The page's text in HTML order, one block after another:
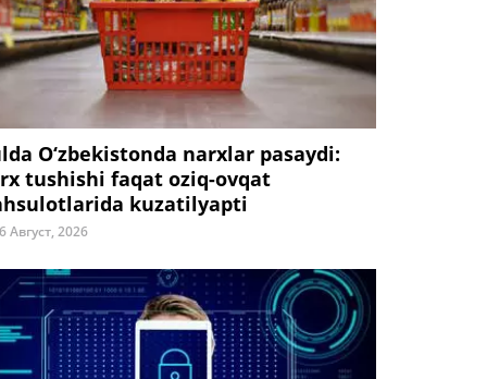
O‘zbekistonda narxlar pasaydi:
tushishi faqat oziq-ovqat
kuzatilyapti
Август, 2026